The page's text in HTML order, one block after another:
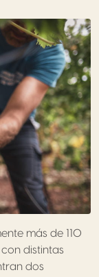
más de 110
distintas
dos